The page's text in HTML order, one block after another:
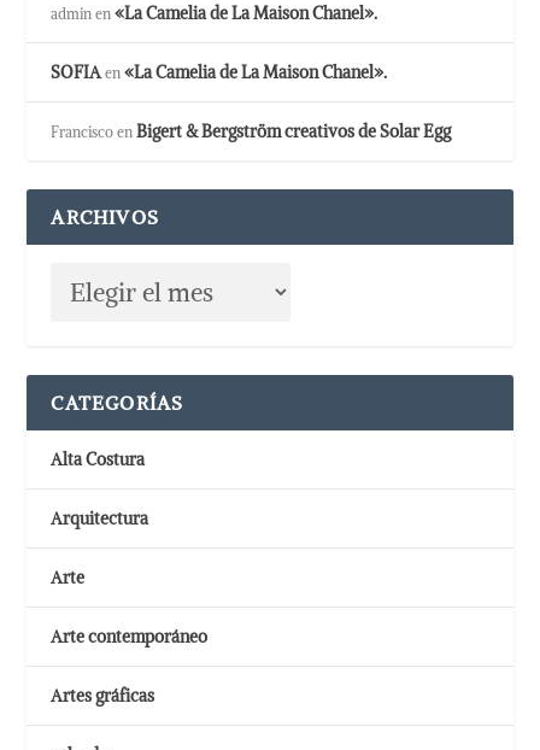
admin en«La Camelia de La Maison Chanel».
SOFIAen«La Camelia de La Maison Chanel».
Francisco en Bigert & Bergström creativos de Solar Egg
ARCHIVOS
CATEGORÍAS
Alta Costura
Arquitectura
Arte
Arte contemporáneo
Artes gráficas